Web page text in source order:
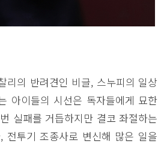
리의 반려견인 비글, 스누피의 일상
아이들의 시선은 독자들에게 묘한
실패를 거듭하지만 결코 좌절하는
전투기 조종사로 변신해 많은 일을